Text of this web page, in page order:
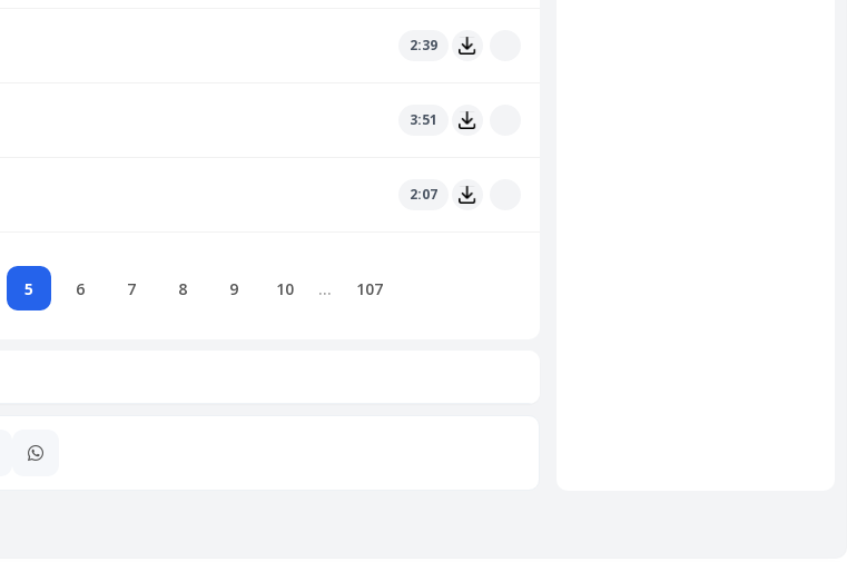
2:39
3:51
2:07
5 6 7 8 9 10 ... 107